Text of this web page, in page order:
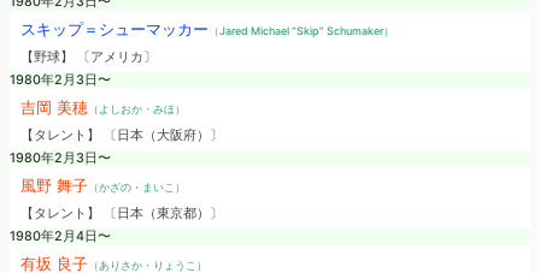
スキップ＝シューマッカー （Jared Michael “Skip” Schumaker）
【野球】 〔アメリカ〕
1980年2月3日〜
吉岡 美穂 （よしおか・みほ）
【タレント】 〔日本（大阪府）〕
1980年2月3日〜
風野 舞子（かざの・まいこ）
【タレント】 〔日本（東京都）〕
1980年2月4日〜
有坂 良子（ありさか・りょうこ）